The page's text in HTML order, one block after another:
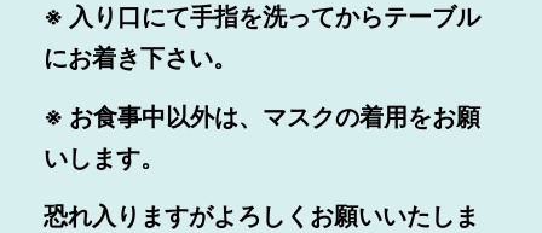
※ 入り口にて手指を洗ってからテーブル
にお着き下さい。
※ お食事中以外は、マスクの着用をお願
いします。
恐れ入りますがよろしくお願いいたしま